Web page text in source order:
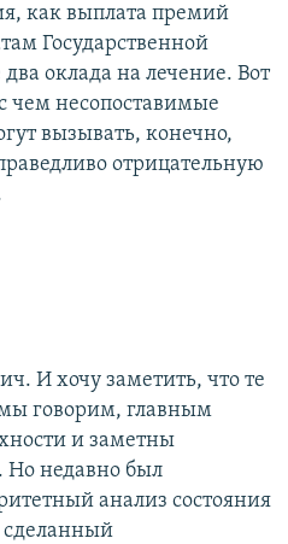
как выплата премий
Государственной
оклада на лечение. Вот
чем несопоставимые
вызывать, конечно,
отрицательную
И хочу заметить, что те
говорим, главным
и заметны
Но недавно был
анализ состояния
сделанный